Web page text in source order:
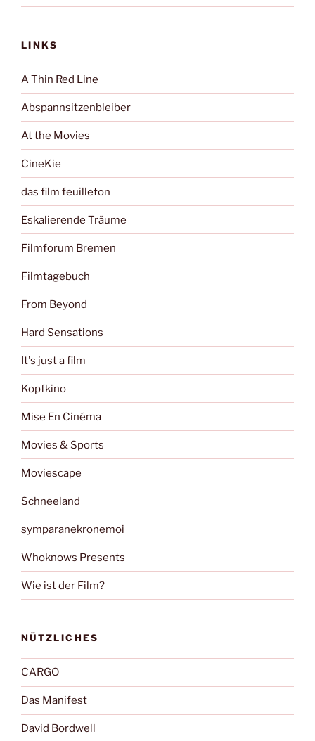
LINKS
A Thin Red Line
Abspannsitzenbleiber
At the Movies
CineKie
das film feuilleton
Eskalierende Träume
Filmforum Bremen
Filmtagebuch
From Beyond
Hard Sensations
It's just a film
Kopfkino
Mise En Cinéma
Movies & Sports
Moviescape
Schneeland
symparanekronemoi
Whoknows Presents
Wie ist der Film?
NÜTZLICHES
CARGO
Das Manifest
David Bordwell